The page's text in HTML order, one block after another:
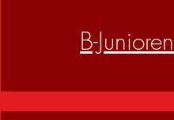
B-Junioren